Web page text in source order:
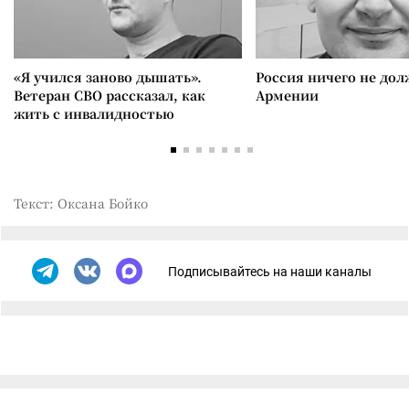
«Я учился заново дышать».
Ветеран СВО рассказал, как
жить с инвалидностью
Россия ничего не
Армении
Текст: Оксана Бойко
Подписывайтесь на наши каналы